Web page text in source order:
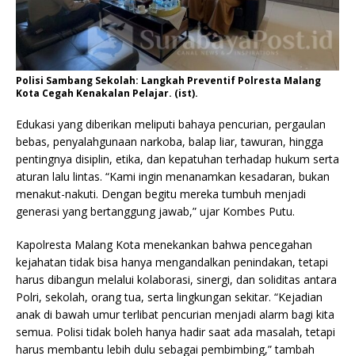
Polisi Sambang Sekolah: Langkah Preventif Polresta Malang
Kota Cegah Kenakalan Pelajar. (ist).
Edukasi yang diberikan meliputi bahaya pencurian, pergaulan
bebas, penyalahgunaan narkoba, balap liar, tawuran, hingga
pentingnya disiplin, etika, dan kepatuhan terhadap hukum serta
aturan lalu lintas. “Kami ingin menanamkan kesadaran, bukan
menakut-nakuti. Dengan begitu mereka tumbuh menjadi
generasi yang bertanggung jawab,” ujar Kombes Putu.
Kapolresta Malang Kota menekankan bahwa pencegahan
kejahatan tidak bisa hanya mengandalkan penindakan, tetapi
harus dibangun melalui kolaborasi, sinergi, dan soliditas antara
Polri, sekolah, orang tua, serta lingkungan sekitar. “Kejadian
anak di bawah umur terlibat pencurian menjadi alarm bagi kita
semua. Polisi tidak boleh hanya hadir saat ada masalah, tetapi
harus membantu lebih dulu sebagai pembimbing,” tambah